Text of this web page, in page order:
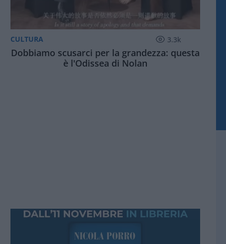
CULTURA 3.3k
Dobbiamo scusarci per la grandezza: questa
è l'Odissea di Nolan